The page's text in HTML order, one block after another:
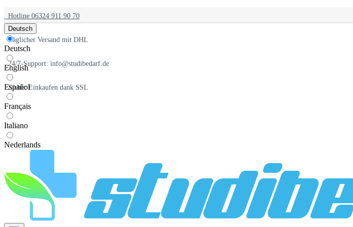
Hotline 06324 911 90 70
Täglicher Versand mit DHL
24/7-Support: info@studibedarf.de
Sicher Einkaufen dank SSL
Deutsch
Deutsch
English
Español
Français
Italiano
Nederlands